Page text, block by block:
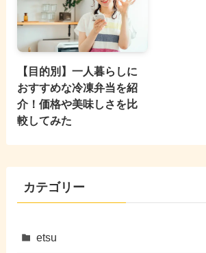
【目的別】一人暮らしに
おすすめな冷凍弁当を紹
介！価格や美味しさを比
較してみた
カテゴリー
etsu